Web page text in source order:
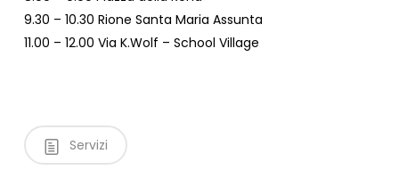
9.30 – 10.30 Rione Santa Maria Assunta
11.00 – 12.00 Via K.Wolf – School Village
Servizi